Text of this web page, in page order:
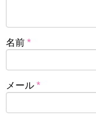
名前 *
メール *